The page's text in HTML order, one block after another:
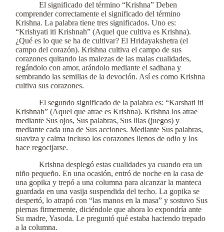
El significado del término “Krishna” Deben
comprender correctamente el significado del término
Krishna. La palabra tiene tres significados. Uno es:
“Krishyati iti Krishnah” (Aquel que cultiva es Krishna).
¿Qué es lo que se ha de cultivar? El Hridayakshetra (el
campo del corazón). Krishna cultiva el campo de sus
corazones quitando las malezas de las malas cualidades,
regándolo con amor, arándolo mediante el sadhana y
sembrando las semillas de la devoción. Así es como Krishna
cultiva sus corazones.
El segundo significado de la palabra es: “Karshati iti
Krishnah” (Aquel que atrae es Krishna). Krishna los atrae
mediante Sus ojos, Sus palabras, Sus lilas (juegos) y
mediante cada una de Sus acciones. Mediante Sus palabras,
suaviza y calma incluso los corazones llenos de odio y los
hace regocijarse.
Krishna desplegó estas cualidades ya cuando era un
niño pequeño. En una ocasión, entró de noche en la casa de
una gopika y trepó a una columna para alcanzar la manteca
guardada en una vasija suspendida del techo. La gopika se
despertó, lo atrapó con “las manos en la masa” y sostuvo Sus
piernas firmemente, diciéndole que ahora lo expondría ante
Su madre, Yasoda. Le preguntó qué estaba haciendo trepado
a la columna.